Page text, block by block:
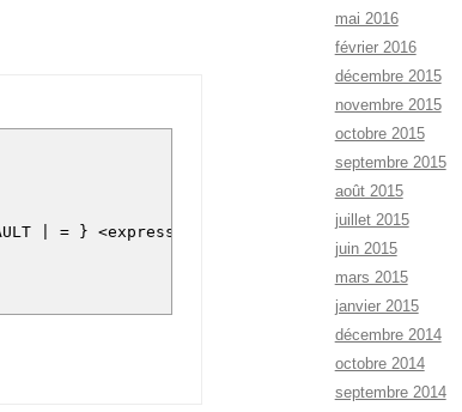
| = } <expression_défaut> ]
mai 2016
février 2016
décembre 2015
novembre 2015
octobre 2015
septembre 2015
août 2015
juillet 2015
juin 2015
mars 2015
janvier 2015
décembre 2014
octobre 2014
septembre 2014